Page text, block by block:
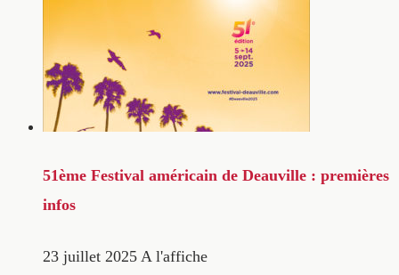
51ème Festival américain de Deauville : premières
infos
23 juillet 2025 A l'affiche